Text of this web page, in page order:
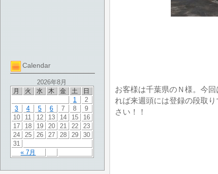
Calendar
2026年8月
月
火 水 木 金 土 日
« 7月
1
2
3
4 5 6 7 8
9
10
11 12 13 14 15
16
17
18 19 20 21 22
23
24
25 26 27 28 29
30
31
お客様は千葉県のＮ様。今
れば来週頭には登録の段取
さい！！